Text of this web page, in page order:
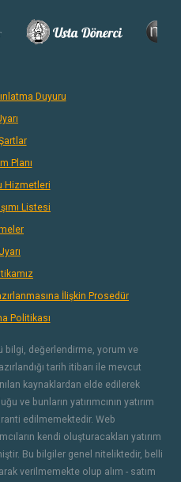
Duyuru
Planı
Hizmetleri
Listesi
İlişkin Prosedür
Politikası
bilgi, değerlendirme, yorum ve
tarih itibarı ile mevcut
kaynaklardan elde edilerek
ve bunların yatırımcının yatırım
edilmemektedir. Web
kendi oluşturacakları yatırım
Bu bilgiler genel niteliktedir, belli
verilmemekte olup alım - satım